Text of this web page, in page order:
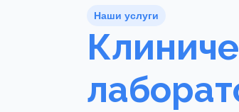
Наши услуги